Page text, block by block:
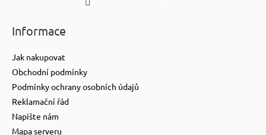
Informace
Jak nakupovat
Obchodní podmínky
Podmínky ochrany osobních údajů
Reklamační řád
Napište nám
Mapa serveru